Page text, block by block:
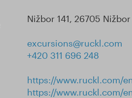
Nižbor 141, 26705 Nižbor
excursions@ruckl.com
+420 311 696 248
https://www.ruckl.com/
https://www.ruckl.com/